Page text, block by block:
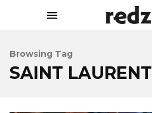
Browsing Tag
SAINT LAURENT